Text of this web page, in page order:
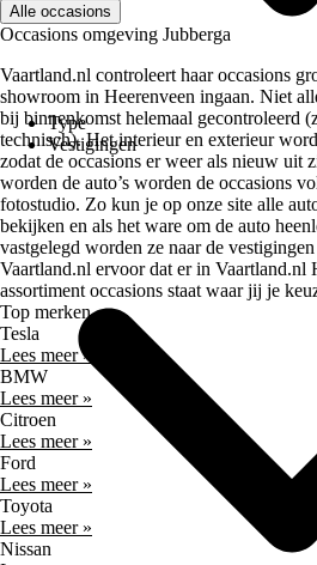
Type
Vestigingen
Alle occasions
Occasions omgeving Jubberga
Vaartland.nl controleert haar occasions
showroom in Heerenveen ingaan. Niet
bij binnenkomst helemaal gecontroleerd
technisch). Het interieur en exterieur
zodat de occasions er weer als nieuw uit
worden de auto’s worden de occasions
fotostudio. Zo kun je op onze site alle
bekijken en als het ware om de auto
vastgelegd worden ze naar de
Vaartland.nl ervoor dat er in Vaartland.nl
assortiment occasions staat waar jij je
Top merken
Tesla
Lees meer »
BMW
Lees meer »
Citroen
Lees meer »
Ford
Lees meer »
Toyota
Lees meer »
Nissan